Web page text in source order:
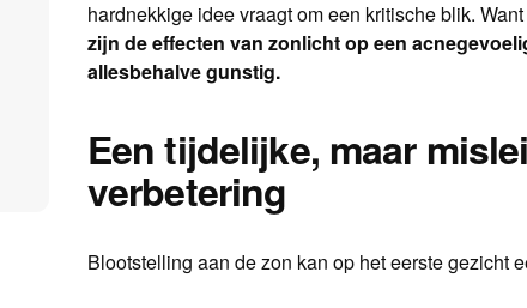
hardnekkige idee vraagt om een kritische blik.
zijn de effecten van zonlicht op een
allesbehalve gunstig.
Een tijdelijke, maar
verbetering
Blootstelling aan de zon kan op het eerste gezicht